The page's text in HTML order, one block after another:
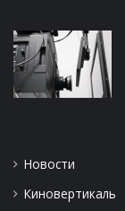
Новости
Киновертикаль